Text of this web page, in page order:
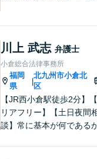
会話のキャッチボールを積
重ねながら解決へと動いて
いります。【韓国語対応
川上 武志 弁護士
小倉総合法律事務所
福岡
県
|
北九州市小倉北
区
【JR西小倉駅徒歩2分】
リアフリー】【土日夜間
談】常に基本が何であるか